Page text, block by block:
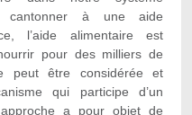
cantonner à une aide
l’aide alimentaire est
pour des milliers de
peut être considérée et
qui participe d’un
a pour objet de